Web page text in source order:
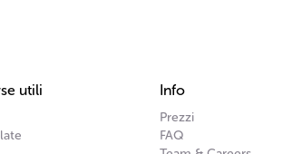
utili Info
Prezzi
FAQ